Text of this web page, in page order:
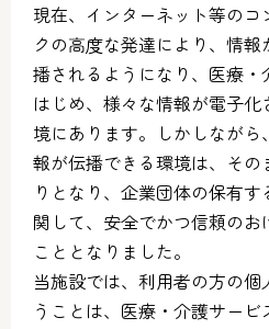
現在、インターネット等の
クの高度な発達により、情
播されるようになり、医療・
はじめ、様々な情報が電子
境にあります。しかしなが
報が伝播できる環境は、その
りとなり、企業団体の保有
関して、安全でかつ信頼のお
こととなりました。
当施設では、利用者の方の
うことは、医療・介護サー